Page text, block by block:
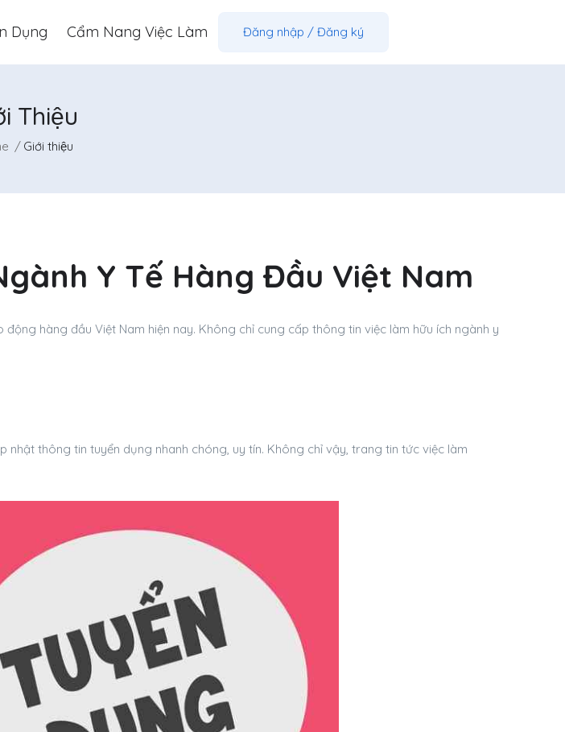
Dụng Cẩm Nang Việc Làm Đăng nhập / Đăng ký
Thiệu
Giới thiệu
Y Tế Hàng Đầu Việt Nam
hàng đầu Việt Nam hiện nay. Không chỉ cung cấp thông tin việc làm hữu ích ngành y
thông tin tuyển dụng nhanh chóng, uy tín. Không chỉ vậy, trang tin tức việc làm